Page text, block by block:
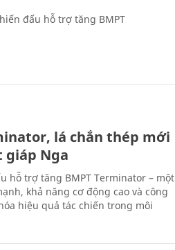
đấu hỗ trợ tăng BMPT
lá chắn thép mới
Nga
hỗ trợ tăng BMPT Terminator – một
khả năng cơ động cao và công
hiệu quả tác chiến trong môi